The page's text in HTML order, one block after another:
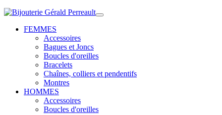
FEMMES
Accessoires
Bagues et Joncs
Boucles d'oreilles
Bracelets
Chaînes, colliers et pendentifs
Montres
HOMMES
Accessoires
Boucles d'oreilles